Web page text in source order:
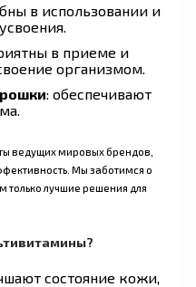
в использовании и
в приеме и
организмом.
: обеспечивают
ведущих мировых брендов,
Мы заботимся о
только лучшие решения для
состояние кожи,